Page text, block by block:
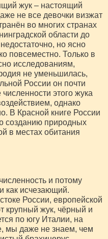
жук – настоящий
не все девочки визжат
во многих странах
области до
но ясно
повсеместно. Только в
исследованиям,
не уменьшилась,
России он почти
этого жука
однако
В Красной книге России
созданию природных
в местах обитания
и потому
как исчезающий.
России, европейской
крупный жук, чёрный и
по югу Италии, на
мы даже не знаем, чем